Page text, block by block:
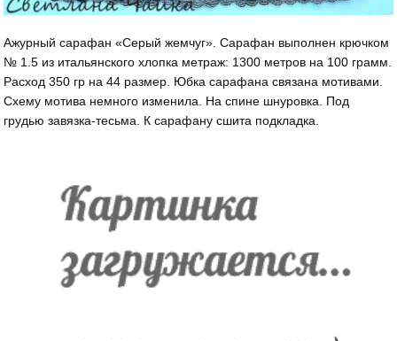
Ажурный сарафан «Серый жемчуг». Сарафан выполнен крючком
№ 1.5 из итальянского хлопка метраж: 1300 метров на 100 грамм.
Расход 350 гр на 44 размер. Юбка сарафана связана мотивами.
Схему мотива немного изменила. На спине шнуровка. Под
грудью завязка-тесьма. К сарафану сшита подкладка.